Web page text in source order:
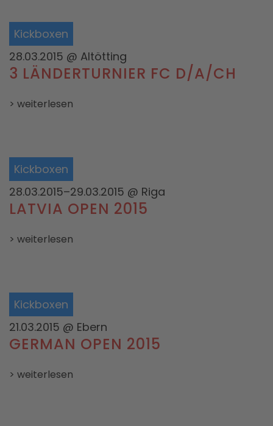
Kickboxen
28.03.2015 @ Altötting
3 LÄNDERTURNIER FC D/A/CH
> weiterlesen
Kickboxen
28.03.2015–29.03.2015 @ Riga
LATVIA OPEN 2015
> weiterlesen
Kickboxen
21.03.2015 @ Ebern
GERMAN OPEN 2015
> weiterlesen